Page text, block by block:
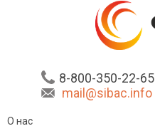
8-800-350-22-65
mail@sibac.info
О нас